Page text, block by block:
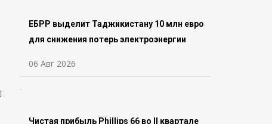
ЕБРР выделит Таджикистану 10 млн евро
для снижения потерь электроэнергии
06 Авг 2026
Чистая прибыль Phillips 66 во ll квартале